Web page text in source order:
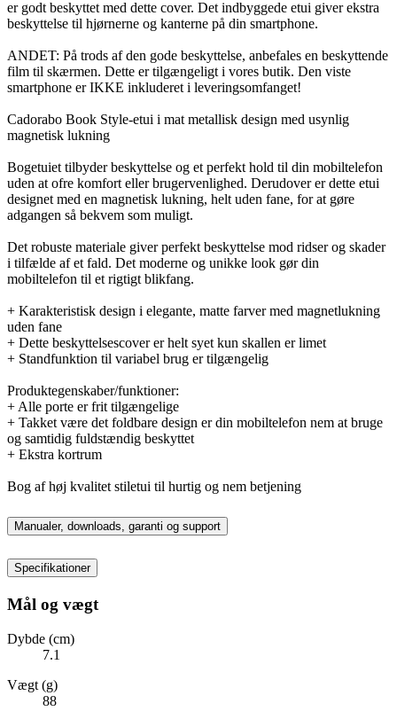
er godt beskyttet med dette cover. Det indbyggede etui giver ekstra
beskyttelse til hjørnerne og kanterne på din smartphone.
ANDET: På trods af den gode beskyttelse, anbefales en beskyttende
film til skærmen. Dette er tilgængeligt i vores butik. Den viste
smartphone er IKKE inkluderet i leveringsomfanget!
Cadorabo Book Style-etui i mat metallisk design med usynlig
magnetisk lukning
Bogetuiet tilbyder beskyttelse og et perfekt hold til din mobiltelefon
uden at ofre komfort eller brugervenlighed. Derudover er dette etui
designet med en magnetisk lukning, helt uden fane, for at gøre
adgangen så bekvem som muligt.
Det robuste materiale giver perfekt beskyttelse mod ridser og skader
i tilfælde af et fald. Det moderne og unikke look gør din
mobiltelefon til et rigtigt blikfang.
+ Karakteristisk design i elegante, matte farver med magnetlukning
uden fane
+ Dette beskyttelsescover er helt syet kun skallen er limet
+ Standfunktion til variabel brug er tilgængelig
Produktegenskaber/funktioner:
+ Alle porte er frit tilgængelige
+ Takket være det foldbare design er din mobiltelefon nem at bruge
og samtidig fuldstændig beskyttet
+ Ekstra kortrum
Bog af høj kvalitet stiletui til hurtig og nem betjening
Manualer, downloads, garanti og support
Specifikationer
Mål og vægt
Dybde (cm)
7.1
Vægt (g)
88